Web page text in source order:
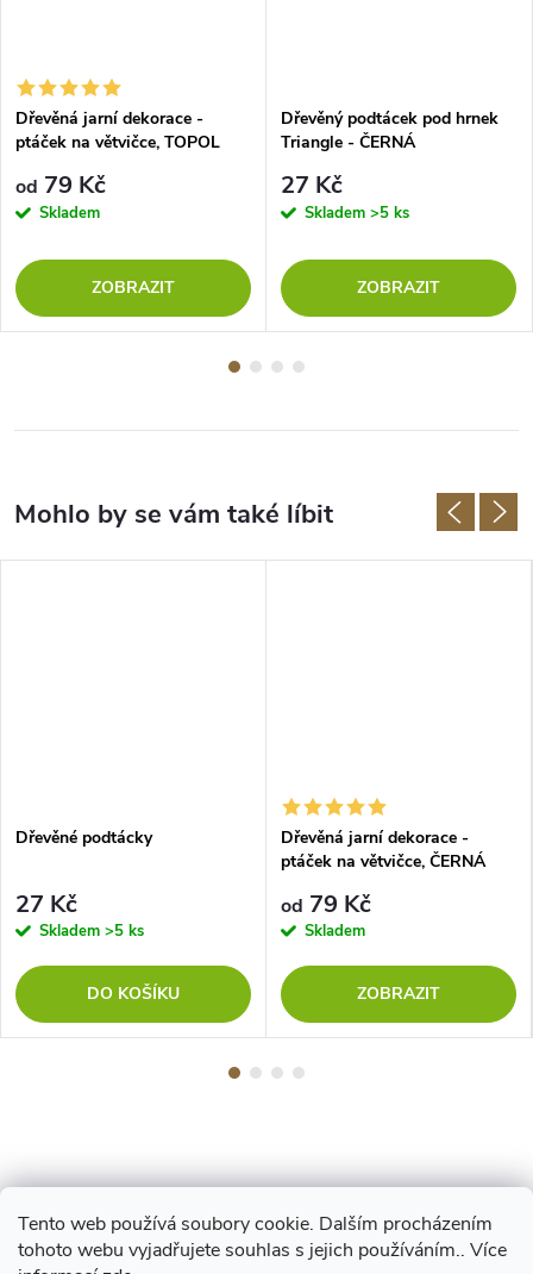
Tento web používá soubory cookie. Dalším procházením
tohoto webu vyjadřujete souhlas s jejich používáním.. Více
Dřevěná jarní dekorace -
ptáček na větvičce, TOPOL
od 79 Kč
Skladem
ZOBRAZIT
Dřevěný podtácek pod hrnek
Triangle - ČERNÁ
27 Kč
Skladem >5 ks
ZOBRAZIT
Dřevěné podtácky
27 Kč
Skladem >5 ks
DO KOŠÍKU
Dřevěná jarní dekorace -
ptáček na větvičce, ČERNÁ
od 79 Kč
Skladem
ZOBRAZIT
Z